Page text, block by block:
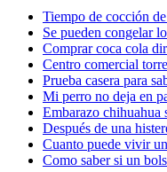
Tiempo de cocción
Se pueden congelar
Comprar coca cola
Centro comercial
Prueba casera para
Mi perro no deja en
Embarazo chihuahua
Después de una
Cuanto puede vivir
Como saber si un